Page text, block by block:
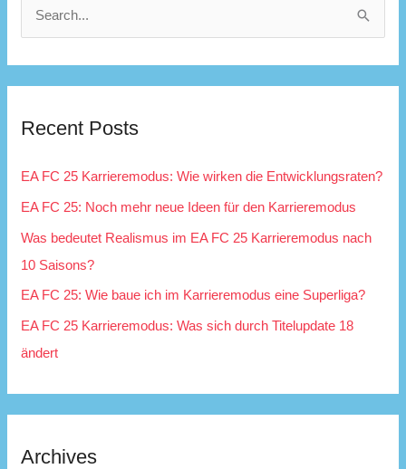
c
f
o
r
:
Recent Posts
EA FC 25 Karrieremodus: Wie wirken die Entwicklungsraten?
EA FC 25: Noch mehr neue Ideen für den Karrieremodus
Was bedeutet Realismus im EA FC 25 Karrieremodus nach
10 Saisons?
EA FC 25: Wie baue ich im Karrieremodus eine Superliga?
EA FC 25 Karrieremodus: Was sich durch Titelupdate 18
ändert
Archives